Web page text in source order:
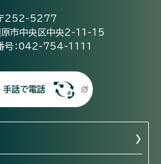
252-5277
原市中央区中央2-11-15
号：042-754-1111
手話で電話